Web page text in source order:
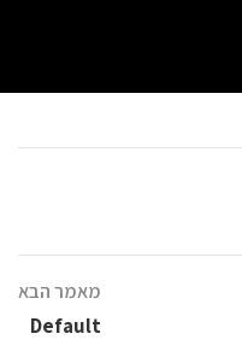
מאמר הבא
Default